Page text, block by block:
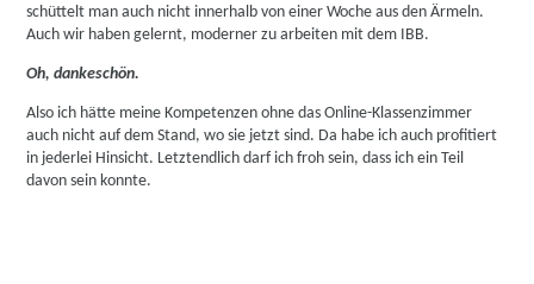
schüttelt man auch nicht innerhalb von einer Woche aus den Ärmeln.
Auch wir haben gelernt, moderner zu arbeiten mit dem IBB.
Oh, dankeschön.
Also ich hätte meine Kompetenzen ohne das Online-Klassenzimmer
auch nicht auf dem Stand, wo sie jetzt sind. Da habe ich auch profitiert
in jederlei Hinsicht. Letztendlich darf ich froh sein, dass ich ein Teil
davon sein konnte.